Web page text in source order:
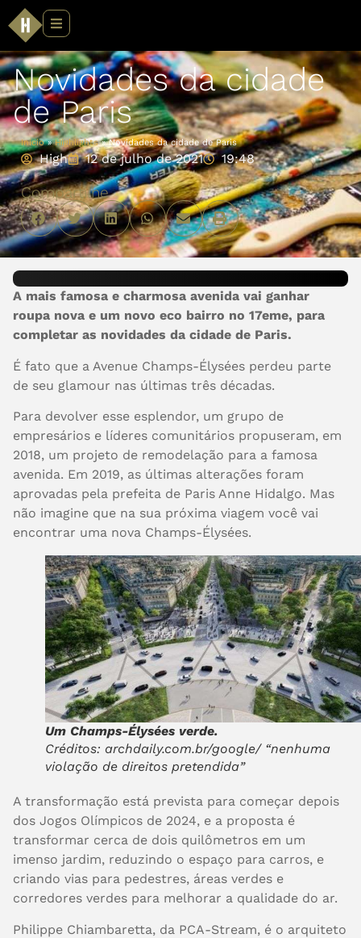
Novidades da cidade
de Paris
Início»Highlights»Novidades da cidade de Paris
High 12 de julho de 2021 19:48
Compartilhe
A mais famosa e charmosa avenida vai ganhar
roupa nova e um novo eco bairro no 17eme, para
completar as novidades da cidade de Paris.
É fato que a Avenue Champs-Élysées perdeu parte
de seu glamour nas últimas três décadas.
Para devolver esse esplendor, um grupo de
empresários e líderes comunitários propuseram, em
2018, um projeto de remodelação para a famosa
avenida. Em 2019, as últimas alterações foram
aprovadas pela prefeita de Paris Anne Hidalgo. Mas
não imagine que na sua próxima viagem você vai
encontrar uma nova Champs-Élysées.
Um Champs-Élysées verde.
Créditos: archdaily.com.br/google/ “nenhuma
violação de direitos pretendida”
A transformação está prevista para começar depois
dos Jogos Olímpicos de 2024, e a proposta é
transformar cerca de dois quilômetros em um
imenso jardim, reduzindo o espaço para carros, e
criando vias para pedestres, áreas verdes e
corredores verdes para melhorar a qualidade do ar.
Philippe Chiambaretta, da PCA-Stream, é o arquiteto